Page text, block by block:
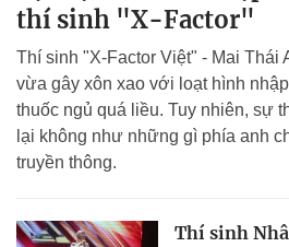
thí sinh "X-Factor"
Thí sinh "X-Factor Việt" - Mai Thái
vừa gây xôn xao với loạt hình
thuốc ngủ quá liều. Tuy nhiên, sự
lại không như những gì phía anh
truyền thông.
Thí sinh